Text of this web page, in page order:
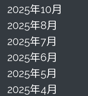
2025年10月
2025年8月
2025年7月
2025年6月
2025年5月
2025年4月